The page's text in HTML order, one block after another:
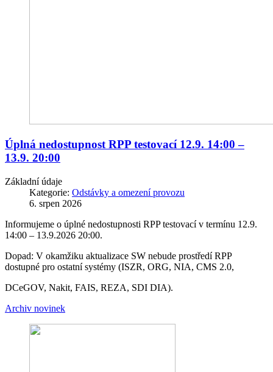
Úplná nedostupnost RPP testovací 12.9. 14:00 –
13.9. 20:00
Základní údaje
Kategorie: Odstávky a omezení provozu
6. srpen 2026
Informujeme o úplné nedostupnosti RPP testovací v termínu 12.9.
14:00 – 13.9.2026 20:00.
Dopad: V okamžiku aktualizace SW nebude prostředí RPP
dostupné pro ostatní systémy (ISZR, ORG, NIA, CMS 2.0,
DCeGOV, Nakit, FAIS, REZA, SDI DIA).
Archiv novinek